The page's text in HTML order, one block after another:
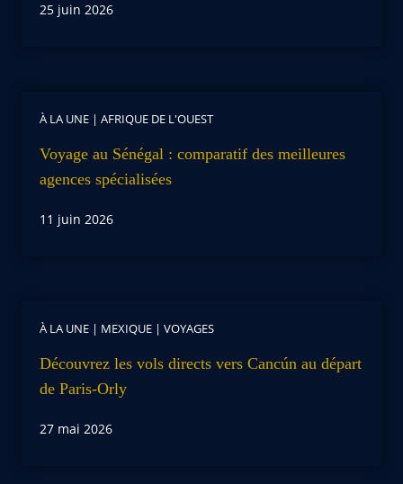
25 juin 2026
À LA UNE | AFRIQUE DE L'OUEST
Voyage au Sénégal : comparatif des meilleures
agences spécialisées
11 juin 2026
À LA UNE | MEXIQUE | VOYAGES
Découvrez les vols directs vers Cancún au départ
de Paris-Orly
27 mai 2026